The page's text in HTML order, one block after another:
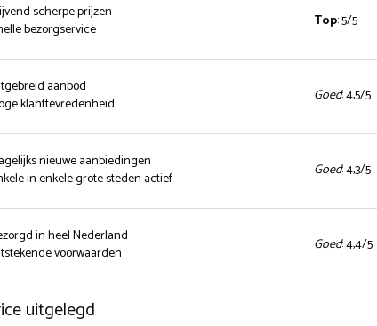
scherpe prijzen
bezorgservice
Top: 5/5
aanbod
klanttevredenheid
Goed: 4,5/5
nieuwe aanbiedingen
in enkele grote steden actief
Goed: 4,3/5
in heel Nederland
voorwaarden
Goed: 4,4/5
uitgelegd